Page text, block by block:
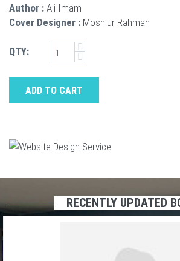
Author : Ali Imam
Cover Designer : Moshiur Rahman
QTY:
ADD TO CART
RECENTLY UPDATED